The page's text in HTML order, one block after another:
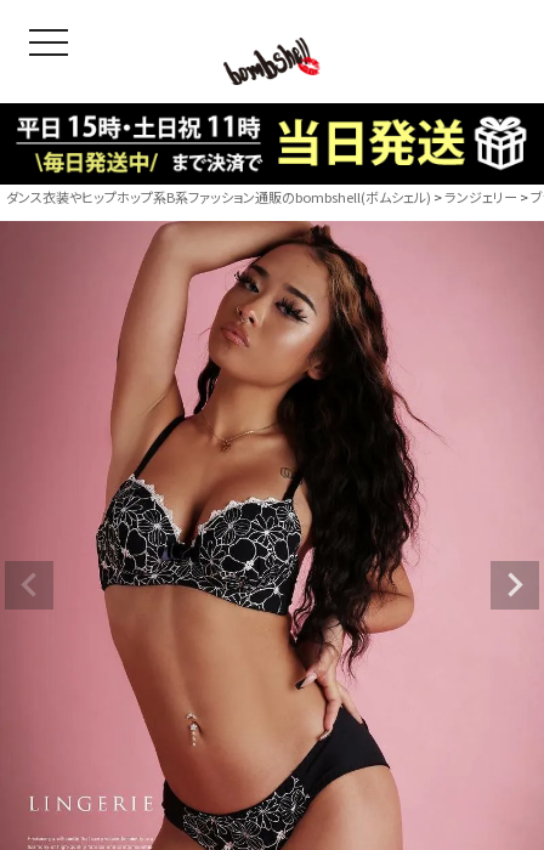
toggle navigation
＝ボムシェル】はダンス衣装専門ブランド。
衣装ならお任せ！オリジナル衣装やダンス衣装のトータル
ィネートのご提案。 ボムシェルならではの最新で斬新な
えをお届け。 撮影で使用してる小物や靴などダンサー必
ーデはイメージしやすく、全てボムシェルでご購入可能。
とは差別化出来るしっかりした衣装のご提案はダンサー
ージ映えを全力で応援してます。
商品一覧
B/bomb
【B/
「これど
好き女子
レッスン
ダンス衣装やヒップホップ系B系ファッション通販のbombshell(ボムシェル) ランジェリー